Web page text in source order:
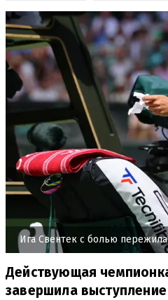
Ига Свентек с болью
Действующая
завершила